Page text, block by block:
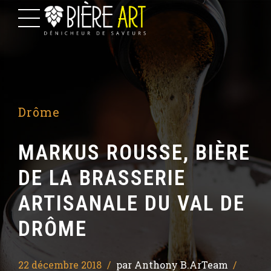
Drôme
MARKUS ROUSSE, BIÈRE
DE LA BRASSERIE
ARTISANALE DU VAL DE
DRÔME
22 décembre 2018 par Anthony B.ArTeam